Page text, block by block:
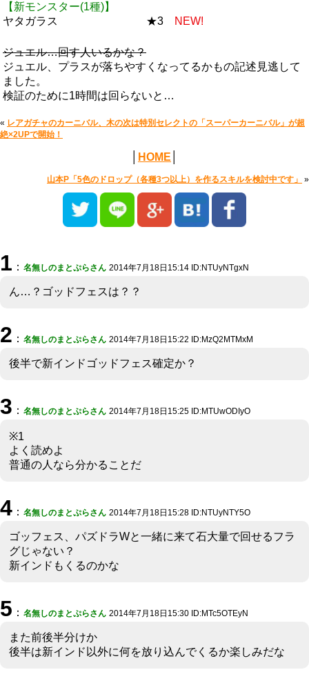
【新モンスター(1種)】
ヤタガラス ★3
NEW!
ジュエル…回す人いるかな？
ジュエル、プラスが落ちやすくなってるかもの記述見逃して
ました。
検証のために1時間は回らないと…
« レアガチャのカーニバル、木の次は特別セレクトの「スーパーカーニバル」が超
絶×2UPで開始！
HOME
山本P「5色のドロップ（各種3つ以上）を作るスキルを検討中です」 »
1 ： 名無しのまとぷらさん 2014年7月18日15:14 ID:NTUyNTgxN
ん…？ゴッドフェスは？？
2 ： 名無しのまとぷらさん 2014年7月18日15:22 ID:MzQ2MTMxM
後半で新インドゴッドフェス確定か？
3 ： 名無しのまとぷらさん 2014年7月18日15:25 ID:MTUwODIyO
※1
よく読めよ
普通の人なら分かることだ
4 ： 名無しのまとぷらさん 2014年7月18日15:28 ID:NTUyNTY5O
ゴッフェス、パズドラWと一緒に来て石大量で回せるフラ
グじゃない？
新インドもくるのかな
5 ： 名無しのまとぷらさん 2014年7月18日15:30 ID:MTc5OTEyN
また前後半分けか
後半は新インド以外に何を放り込んでくるか楽しみだな